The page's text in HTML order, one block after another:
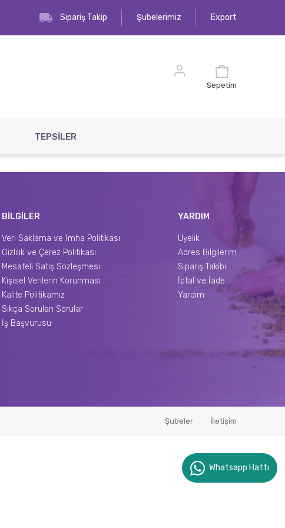
Export
Şubelerimiz
Sipariş Takip
Sepetim
TEPSİLER
BİLGİLER
Veri Saklama ve İmha Politikası
Gizlilik ve Çerez Politikası
Mesafeli Satış Sözleşmesi
Kişisel Verilerin Korunması
Kalite Politikamız
Sıkça Sorulan Sorular
İş Başvurusu
YARDIM
Üyelik
Adres Bilgilerim
Sipariş Takibi
İptal ve İade
Yardım
İletişim
Şubeler
Whatsapp Hattı